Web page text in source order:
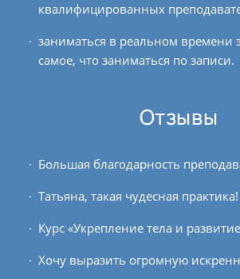
квалифицированных
заниматься в реальном времени
самое, что заниматься по записи.
Отзывы